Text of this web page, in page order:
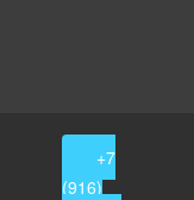
+7
(916)